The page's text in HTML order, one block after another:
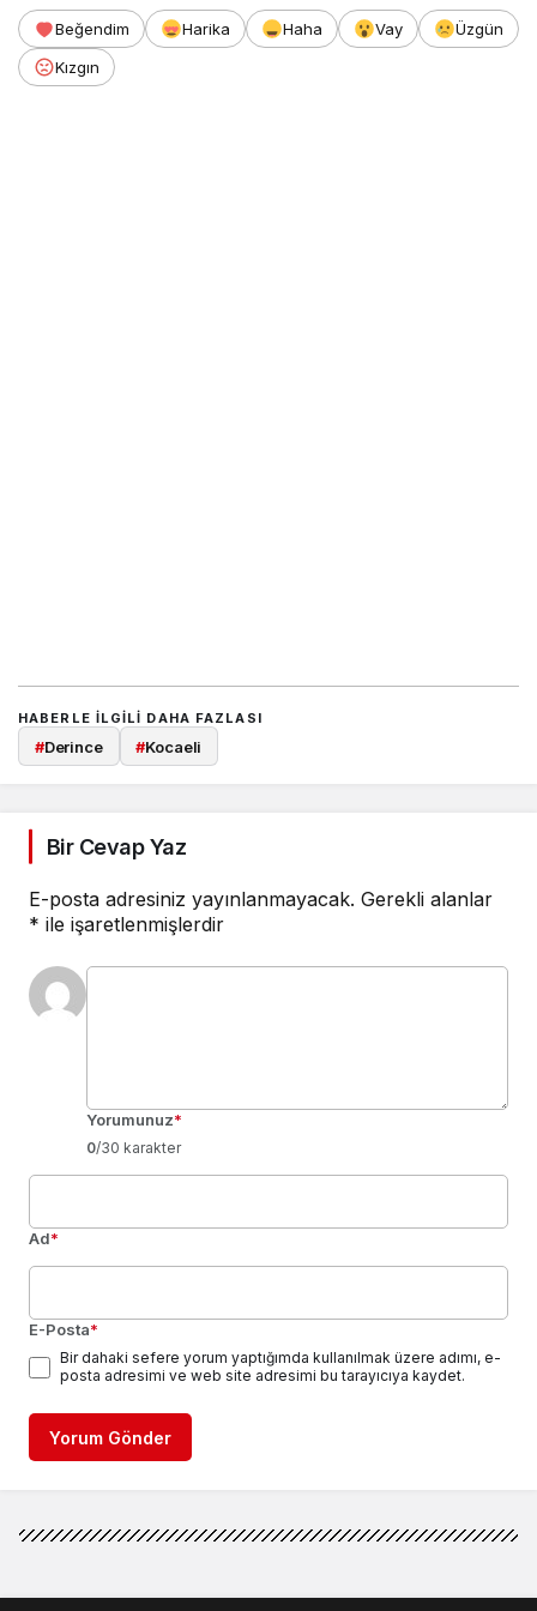
Beğendim Harika Haha Vay
Üzgün
Kızgın
HABERLE ILGILI DAHA FAZLASI
#Derince #Kocaeli
Bir Cevap Yaz
E-posta adresiniz yayınlanmayacak. Gerekli alanlar
* ile işaretlenmişlerdir
Yorumunuz*
0/30 karakter
Ad*
E-Posta*
Bir dahaki sefere yorum yaptığımda kullanılmak üzere adımı, e-
posta adresimi ve web site adresimi bu tarayıcıya kaydet.
Yorum Gönder